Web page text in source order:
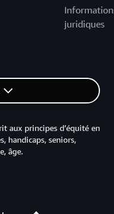
juridiques
aux principes d’équité en
handicaps, seniors,
âge.